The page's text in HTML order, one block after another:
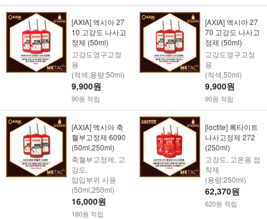
[AXIA] 엑시아 27
10 고강도 나사고
정제 (50ml)
고강도영구고정
용
(적색,용량:50ml)
9,900원
90원 적립
[AXIA] 엑시아 27
70 고강도 나사고
정제 (50ml)
고강도영구고정
용
(적색,50ml)
9,900원
90원 적립
[AXIA] 엑시아 축
혈부고정제 6090
(50ml,250ml)
축혈부고정제, 고
강도,
압입부위 사용
(50ml,250ml)
16,000원
160원 적립
[loctite] 록타이트
나사고정제 272
(250ml)
고강도, 고온용 접
착제
(용량:250ml)
62,370원
620원 적립